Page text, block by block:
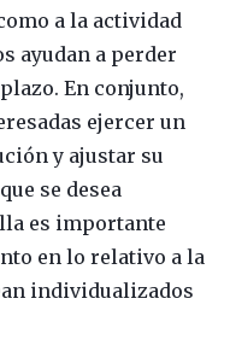
a la actividad
ayudan a perder
En conjunto,
ejercer un
y ajustar su
se desea
es importante
en lo relativo a la
individualizados